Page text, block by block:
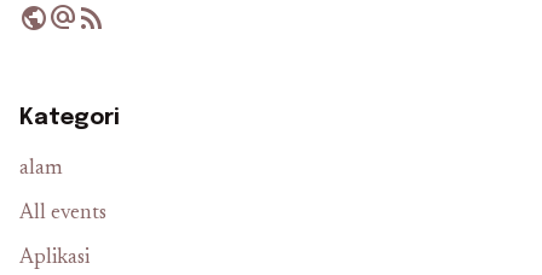
publicalternate_emailrss_feed
Kategori
alam
All events
Aplikasi